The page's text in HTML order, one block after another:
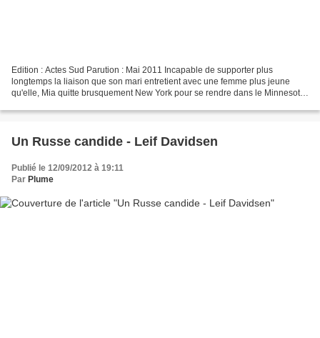
Edition : Actes Sud Parution : Mai 2011 Incapable de supporter plus
longtemps la liaison que son mari entretient avec une femme plus jeune
qu'elle, Mia quitte brusquement New York pour se rendre dans le Minnesota
Un Russe candide - Leif Davidsen
Publié le 12/09/2012 à 19:11
Par Plume